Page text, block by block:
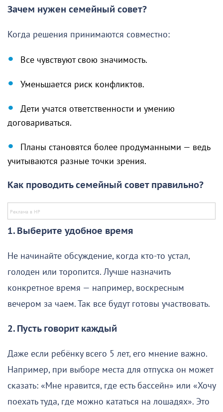
Зачем нужен семейный совет?
Когда решения принимаются совместно:
Все чувствуют свою значимость.
Уменьшается риск конфликтов.
Дети учатся ответственности и умению
договариваться.
Планы становятся более продуманными — ведь
учитываются разные точки зрения.
Как проводить семейный совет правильно?
1. Выберите удобное время
Не начинайте обсуждение, когда кто-то устал,
голоден или торопится. Лучше назначить
конкретное время — например, воскресным
вечером за чаем. Так все будут готовы участвовать.
2. Пусть говорит каждый
Даже если ребёнку всего 5 лет, его мнение важно.
Например, при выборе места для отпуска он может
сказать: «Мне нравится, где есть бассейн» или «Хочу
поехать туда, где можно кататься на лошадях». Это